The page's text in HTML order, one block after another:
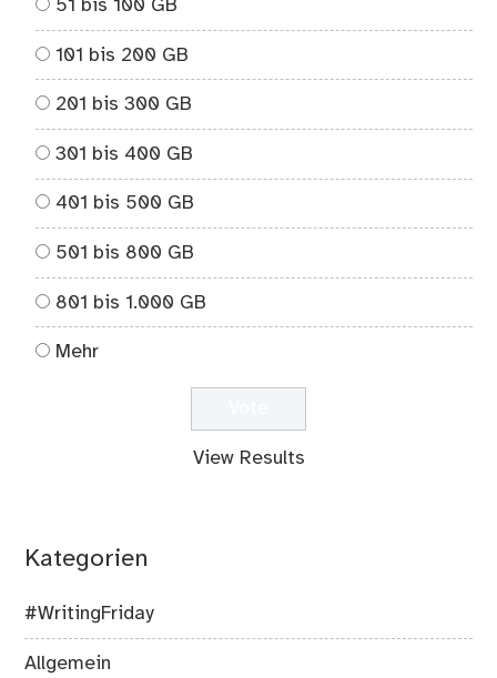
51 bis 100 GB
101 bis 200 GB
201 bis 300 GB
301 bis 400 GB
401 bis 500 GB
501 bis 800 GB
801 bis 1.000 GB
Mehr
View Results
Kategorien
#WritingFriday
Allgemein